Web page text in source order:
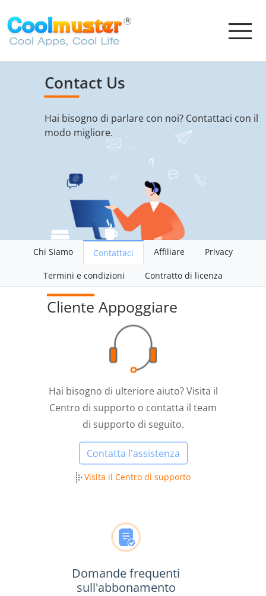
Contact Us
Hai bisogno di parlare con noi? Contattaci con il
modo migliore.
Chi Siamo Contattaci Affiliare Privacy
Termini e condizioni Contratto di licenza
Cliente Appoggiare
Hai bisogno di ulteriore aiuto? Visita il
Centro di supporto o contatta il team
di supporto di seguito.
Contatta l'assistenza
Visita il Centro di supporto
Domande frequenti
sull'abbonamento